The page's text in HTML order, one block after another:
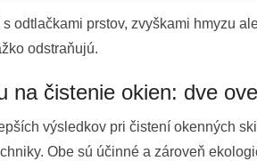
odtlačkami prstov, zvyškami hmyzu
odstraňujú.
na čistenie okien: dve
výsledkov pri čistení okenných
Obe sú účinné a zároveň